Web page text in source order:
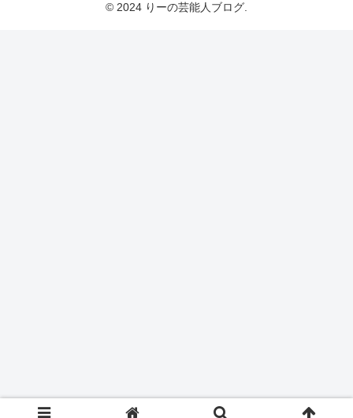
© 2024 りーの芸能人ブログ.